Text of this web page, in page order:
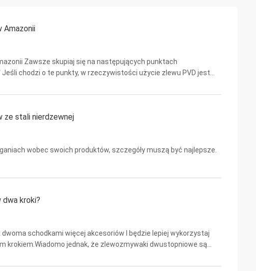
Amazonii
Zawsze skupiaj się na następujących punktach
Jeśli chodzi o te punkty, w rzeczywistości użycie zlewu PVD jest
stali nierdzewnej
wobec swoich produktów, szczegóły muszą być najlepsze.
kroki?
schodkami więcej akcesoriów I będzie lepiej wykorzystaj
krokiem.Wiadomo jednak, że zlewozmywaki dwustopniowe są